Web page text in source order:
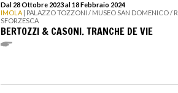
Dal 28 Ottobre 2023 al 18 Febbraio 2024
IMOLA | PALAZZO TOZZONI / MUSEO SAN DOMENICO /
SFORZESCA
BERTOZZI & CASONI. TRANCHE DE VIE